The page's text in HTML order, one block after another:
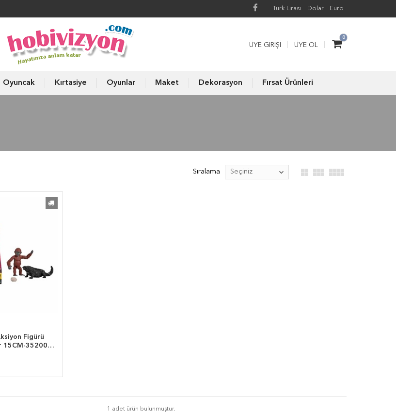
Türk Lirası Dolar Euro
0
ÜYE GIRIŞI ÜYE OL
Oyuncak Kırtasiye Oyunlar Maket Dekorasyon Fırsat Ürünleri
Sıralama
Figürü
15CM-35200
1 adet ürün bulunmuştur.